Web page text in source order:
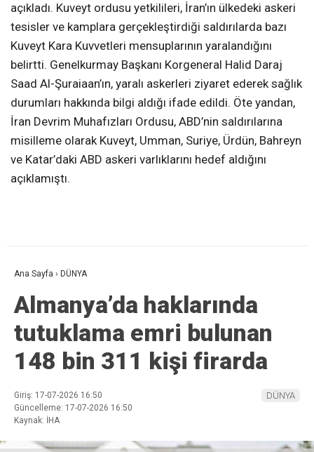
açıkladı. Kuveyt ordusu yetkilileri, İran’ın ülkedeki askeri
tesisler ve kamplara gerçekleştirdiği saldırılarda bazı
Kuveyt Kara Kuvvetleri mensuplarının yaralandığını
belirtti. Genelkurmay Başkanı Korgeneral Halid Daraj
Saad Al-Şuraiaan’ın, yaralı askerleri ziyaret ederek sağlık
durumları hakkında bilgi aldığı ifade edildi. Öte yandan,
İran Devrim Muhafızları Ordusu, ABD’nin saldırılarına
misilleme olarak Kuveyt, Umman, Suriye, Ürdün, Bahreyn
ve Katar’daki ABD askeri varlıklarını hedef aldığını
açıklamıştı.
Ana Sayfa › DÜNYA
Almanya’da haklarında
tutuklama emri bulunan
148 bin 311 kişi firarda
Giriş: 17-07-2026 16:50
Güncelleme: 17-07-2026 16:50
Kaynak: İHA
DÜNYA